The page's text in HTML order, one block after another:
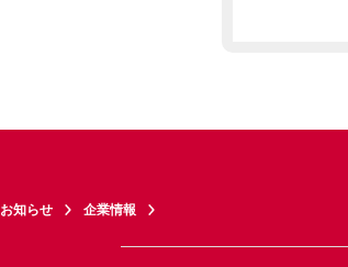
お知らせ 企業情報